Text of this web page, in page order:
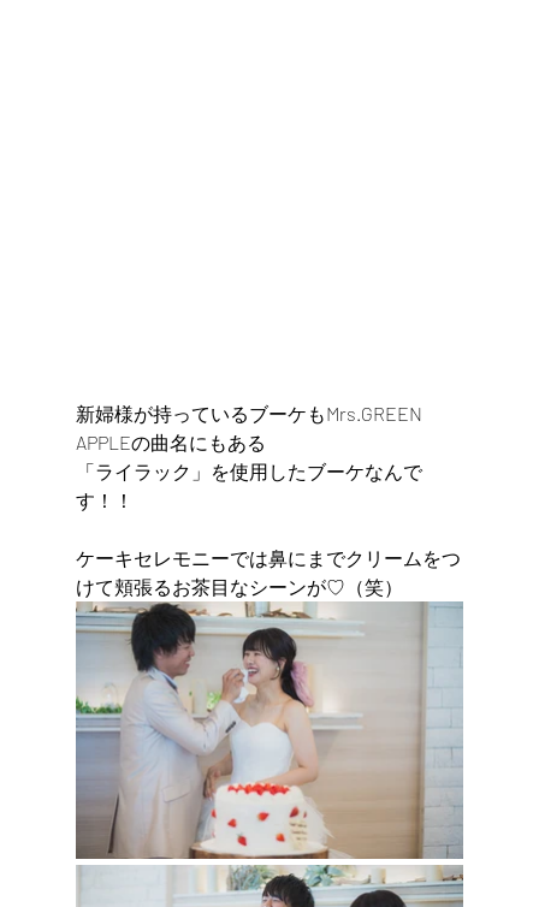
新婦様が持っているブーケもMrs.GREEN
APPLEの曲名にもある
「ライラック」を使用したブーケなんで
す！！
ケーキセレモニーでは鼻にまでクリームをつ
けて頬張るお茶目なシーンが♡（笑）